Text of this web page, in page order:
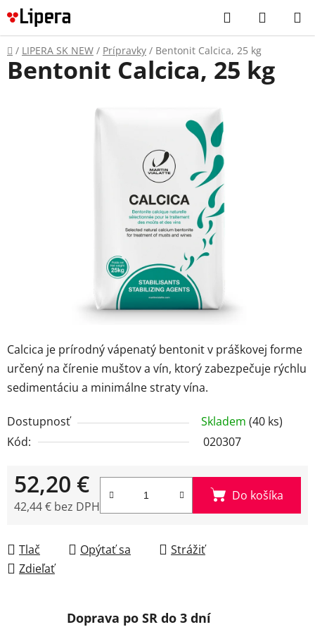
Prejsť
na
obsah
Hľadať
KOŠÍK
Domov
/ LIPERA SK NEW / Prípravky / Bentonit Calcica, 25 kg
Calcica je prírodný vápenatý bentonit v práškovej forme
určený na čírenie muštov a vín, ktorý zabezpečuje rýchlu
sedimentáciu a minimálne straty vína.
Dostupnosť Skladem (40 ks)
Kód:
020307
52,20 €
42,44 € bez DPH
Do košíka
Tlač Opýtať sa
Strážiť
Zdieľať
Bentonit Calcica, 25 kg
Doprava po SR do 3 dní